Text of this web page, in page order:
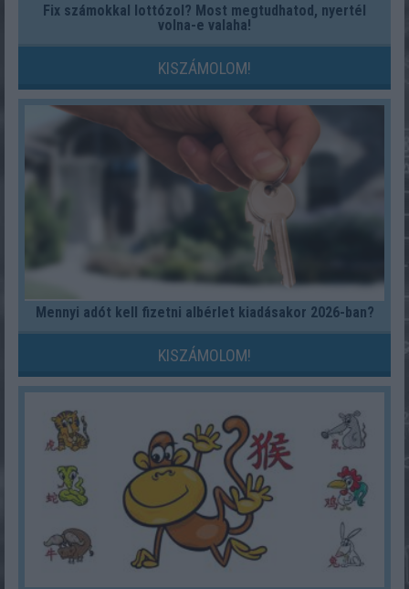
Fix számokkal lottózol? Most megtudhatod, nyertél
volna-e valaha!
KISZÁMOLOM!
Mennyi adót kell fizetni albérlet kiadásakor 2026-ban?
KISZÁMOLOM!